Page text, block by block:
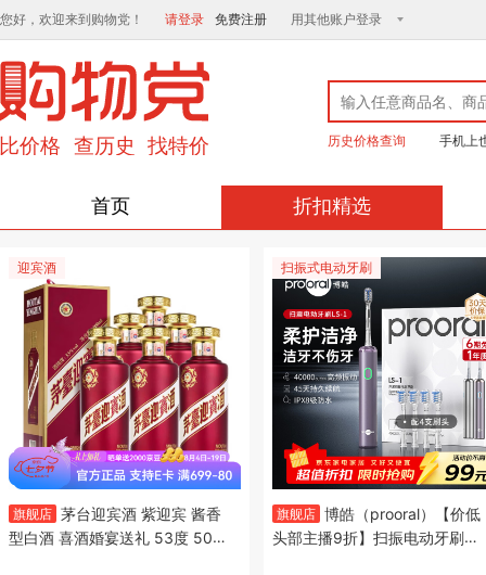
您好，欢迎来到购物党！ 请登录 免费注册 用其他账户登录
历史价格查询 手机上
首页 折扣精选
迎宾酒
旗舰店 茅台迎宾酒 紫迎宾 酱香
型白酒 喜酒婚宴送礼 53度 500
扫振式电动牙刷
旗舰店 博皓（prooral）【价低
头部主播9折】扫振电动牙刷成